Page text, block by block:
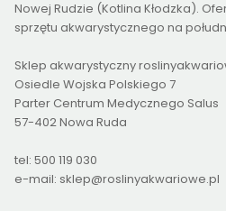
Nowej Rudzie (Kotlina Kłodzka).
sprzętu akwarystycznego na
Sklep akwarystyczny
Osiedle Wojska Polskiego 7
Parter Centrum Medycznego Salus
57-402 Nowa Ruda
tel: 500 119 030
e-mail: sklep@roslinyakwariowe.pl